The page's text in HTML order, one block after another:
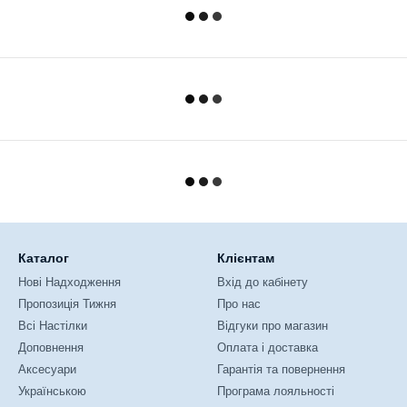
Каталог
Нові Надходження
Пропозиція Тижня
Всі Настілки
Доповнення
Аксесуари
Українською
Клієнтам
Вхід до кабінету
Про нас
Відгуки про магазин
Оплата і доставка
Гарантія та повернення
Програма лояльності